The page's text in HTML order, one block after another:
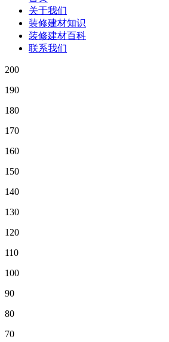
关于我们
装修建材知识
装修建材百科
联系我们
200
190
180
170
160
150
140
130
120
110
100
90
80
70